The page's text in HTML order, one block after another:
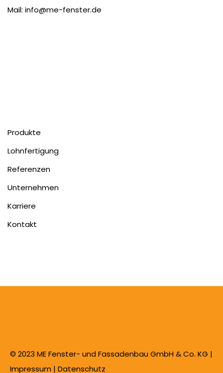
Mail: info@me-fenster.de
Produkte
Lohnfertigung
Referenzen
Unternehmen
Karriere
Kontakt
© 2023 ME Fenster- und Fassadenbau GmbH & Co. KG |
Impressum | Datenschutz